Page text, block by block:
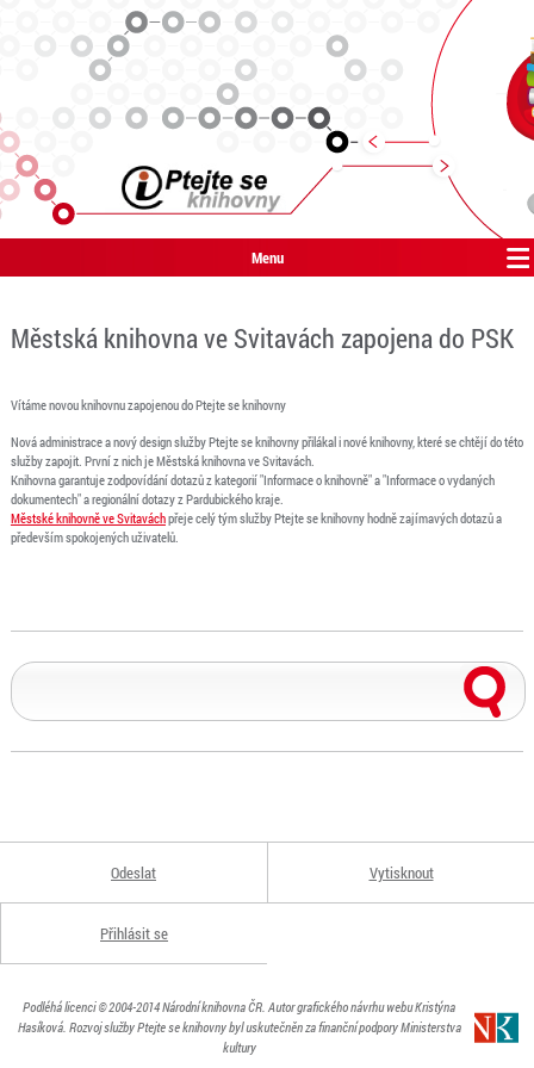
Menu
Městská knihovna ve Svitavách zapojena do PSK
Vítáme novou knihovnu zapojenou do Ptejte se knihovny
Nová administrace a nový design služby Ptejte se knihovny přilákal i nové knihovny, které se chtějí do této
služby zapojit. První z nich je Městská knihovna ve Svitavách.
Knihovna garantuje zodpovídání dotazů z kategorií "Informace o knihovně" a "Informace o vydaných
dokumentech" a regionální dotazy z Pardubického kraje.
Městské knihovně ve Svitaváchpřeje celý tým služby Ptejte se knihovny hodně zajímavých dotazů a
především spokojených uživatelů.
Odeslat Vytisknout
Přihlásit se
Podléhá licenci© 2004-2014Národní knihovna ČR. Autor grafického návrhu webu Kristýna
Hasíková. Rozvoj služby Ptejte se knihovny byl uskutečněn za finanční podpory Ministerstva
kultury